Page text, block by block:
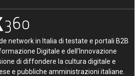
network in Italia di testate e portali B2B
Digitale e dell’Innovazione
di diffondere la cultura digitale e
e pubbliche amministrazioni italiane.